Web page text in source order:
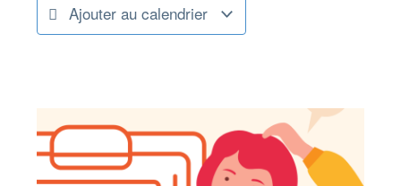
Ajouter au calendrier